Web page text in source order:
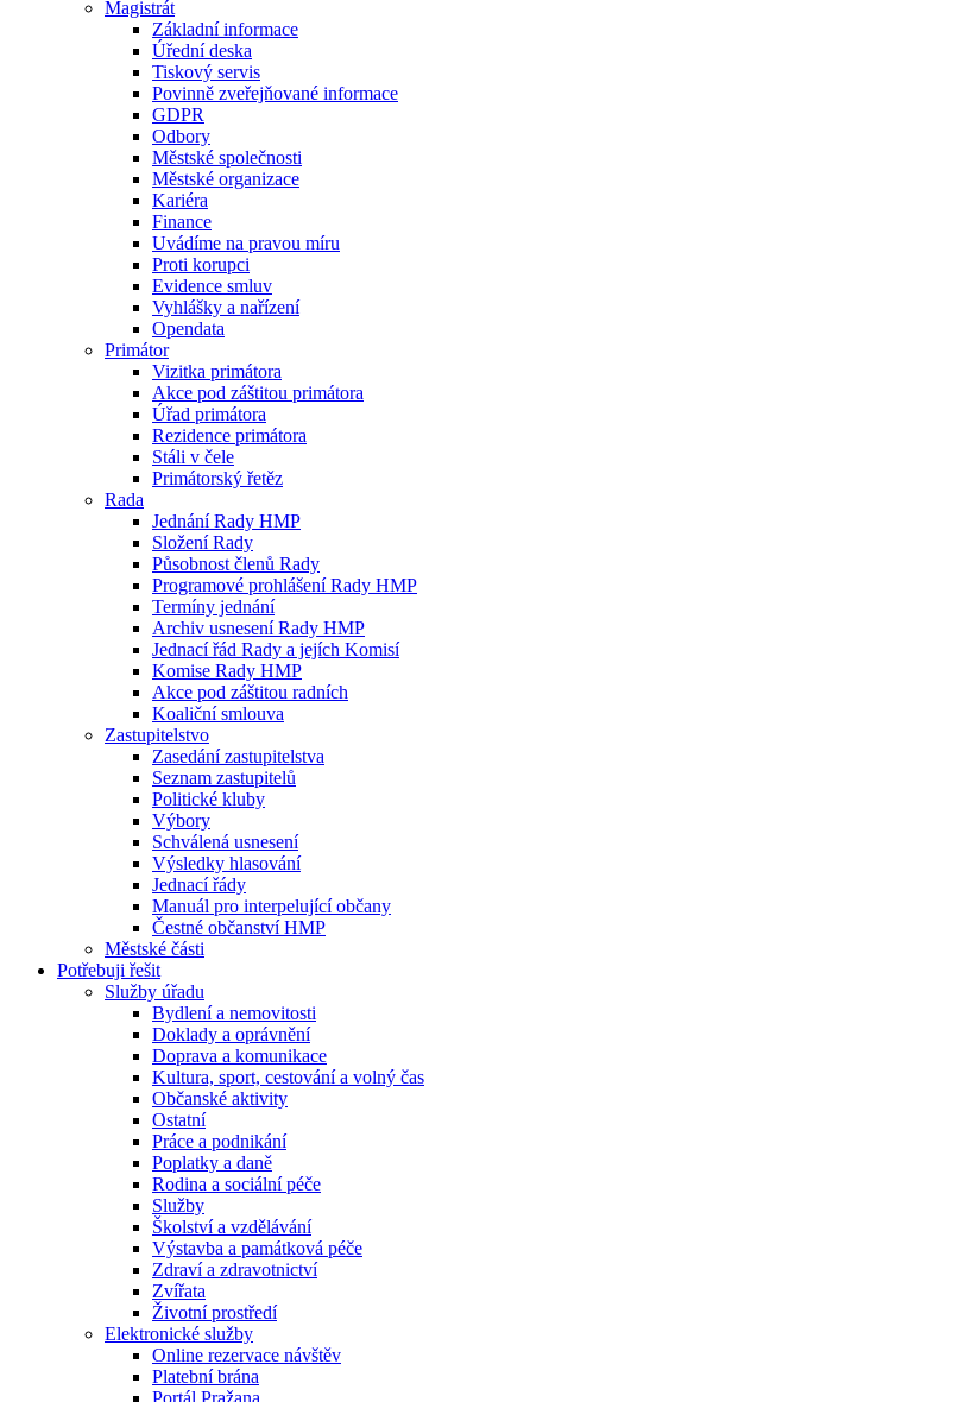
Magistrát
Základní informace
Úřední deska
Tiskový servis
Povinně zveřejňované informace
GDPR
Odbory
Městské společnosti
Městské organizace
Kariéra
Finance
Uvádíme na pravou míru
Proti korupci
Evidence smluv
Vyhlášky a nařízení
Opendata
Primátor
Vizitka primátora
Akce pod záštitou primátora
Úřad primátora
Rezidence primátora
Stáli v čele
Primátorský řetěz
Rada
Jednání Rady HMP
Složení Rady
Působnost členů Rady
Programové prohlášení Rady HMP
Termíny jednání
Archiv usnesení Rady HMP
Jednací řád Rady a jejích Komisí
Komise Rady HMP
Akce pod záštitou radních
Koaliční smlouva
Zastupitelstvo
Zasedání zastupitelstva
Seznam zastupitelů
Politické kluby
Výbory
Schválená usnesení
Výsledky hlasování
Jednací řády
Manuál pro interpelující občany
Čestné občanství HMP
Městské části
Potřebuji řešit
Služby úřadu
Bydlení a nemovitosti
Doklady a oprávnění
Doprava a komunikace
Kultura, sport, cestování a volný čas
Občanské aktivity
Ostatní
Práce a podnikání
Poplatky a daně
Rodina a sociální péče
Služby
Školství a vzdělávání
Výstavba a památková péče
Zdraví a zdravotnictví
Zvířata
Životní prostředí
Elektronické služby
Online rezervace návštěv
Platební brána
Portál Pražana